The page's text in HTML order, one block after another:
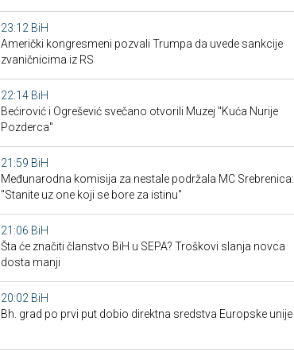
23:12 BiH
Američki kongresmeni pozvali Trumpa da uvede sankcije
zvaničnicima iz RS
22:14 BiH
Bećirović i Ogrešević svečano otvorili Muzej "Kuća Nurije
Pozderca"
21:59 BiH
Međunarodna komisija za nestale podržala MC Srebrenica:
"Stanite uz one koji se bore za istinu"
21:06 BiH
Šta će značiti članstvo BiH u SEPA? Troškovi slanja novca
dosta manji
20:02 BiH
Bh. grad po prvi put dobio direktna sredstva Europske unije